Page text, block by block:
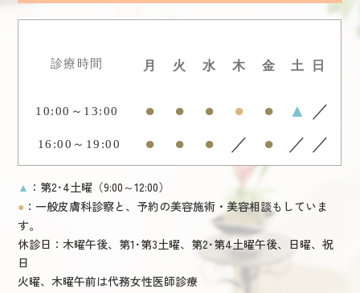
診療時間 月 火 水 木 金 土 日
10:00～13:00 ● ● ● ● ● ▲ ／
16:00～19:00 ● ● ● ／ ● ／ ／
▲ ：第2･4土曜（9:00～12:00）
● ：一般皮膚科診察と、予約の美容施術・美容相談もしていま
す。
休診日：木曜午後、第1･第3土曜、第2･第4土曜午後、日曜、祝
日
火曜、木曜午前は代務女性医師診療